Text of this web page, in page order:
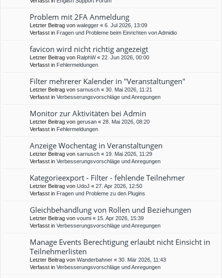
Problem mit 2FA Anmeldung
Letzter Beitrag von walegger « 6. Jul 2026, 13:09
Verfasst in Fragen und Probleme beim Einrichten von Admidio
favicon wird nicht richtig angezeigt
Letzter Beitrag von RalphW« 22. Jun 2026, 00:00
Verfasst in Fehlermeldungen
Filter mehrerer Kalender in "Veranstaltungen"
Letzter Beitrag von sarnusch « 30. Mai 2026, 11:21
Verfasst in Verbesserungsvorschläge und Anregungen
Monitor zur Aktivitäten bei Admin
Letzter Beitrag von gerusan « 28. Mai 2026, 08:20
Verfasst in Fehlermeldungen
Anzeige Wochentag in Veranstaltungen
Letzter Beitrag von sarnusch « 19. Mai 2026, 11:29
Verfasst in Verbesserungsvorschläge und Anregungen
Kategorieexport - Filter - fehlende Teilnehmer
Letzter Beitrag von UdoJ « 27. Apr 2026, 12:50
Verfasst in Fragen und Probleme zu den Plugins
Gleichbehandlung von Rollen und Beziehungen
Letzter Beitrag von voumi « 15. Apr 2026, 15:39
Verfasst in Verbesserungsvorschläge und Anregungen
Manage Events Berechtigung erlaubt nicht Einsicht in
Teilnehmerlisten
Letzter Beitrag von Wanderbahner « 30. Mär 2026, 11:43
Verfasst in Verbesserungsvorschläge und Anregungen